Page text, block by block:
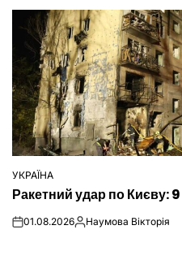
ОПУБЛІКУВАТИ
У
УКРАЇНА
Ракетний удар по Києву:
on01.08.2026Опубліковано
Наумова Вікторія